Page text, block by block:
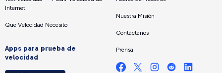
Internet
Que Velocidad Necesito
Apps para prueba de
velocidad
Nuestra Misión
Contáctanos
Prensa